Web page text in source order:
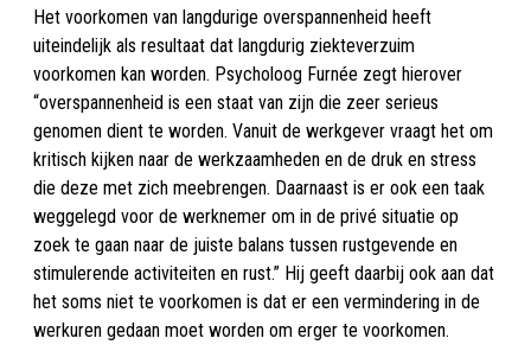
Het voorkomen van langdurige overspannenheid heeft
uiteindelijk als resultaat dat langdurig ziekteverzuim
voorkomen kan worden. Psycholoog Furnée zegt hierover
“overspannenheid is een staat van zijn die zeer serieus
genomen dient te worden. Vanuit de werkgever vraagt het om
kritisch kijken naar de werkzaamheden en de druk en stress
die deze met zich meebrengen. Daarnaast is er ook een taak
weggelegd voor de werknemer om in de privé situatie op
zoek te gaan naar de juiste balans tussen rustgevende en
stimulerende activiteiten en rust.” Hij geeft daarbij ook aan dat
het soms niet te voorkomen is dat er een vermindering in de
werkuren gedaan moet worden om erger te voorkomen.